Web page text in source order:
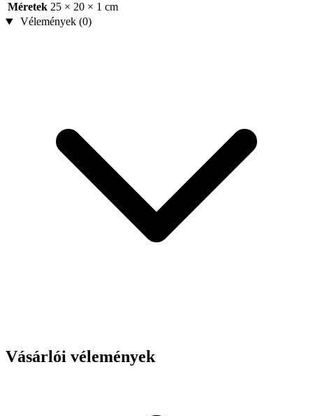
Méretek 25 × 20 × 1 cm
Vélemények (0)
Vásárlói vélemények